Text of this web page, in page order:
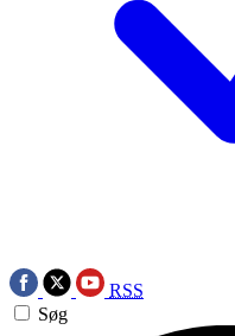
RSS
Søg